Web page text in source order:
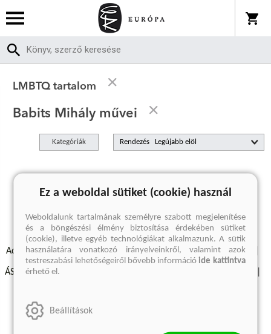
LMBTQ tartalom
Babits Mihály művei
Kategóriák Rendezés
A keresett kifejezésre nincs találat
Adatvédelmi szabályzatok Elállási felmondási nyilatkozat
ÁSZF - Vásárlási feltételek
Szállítási információk
Ez a weboldal sütiket (cookie) használ
Weboldalunk tartalmának személyre szabott megjelenítése
és a böngészési élmény biztosítása érdekében sütiket
(cookie), illetve egyéb technológiákat alkalmazunk. A sütik
használatára vonatkozó irányelveinkről, valamint azok
testreszabási lehetőségeiről bővebb információide kattintva
érhető el.
Beállítások